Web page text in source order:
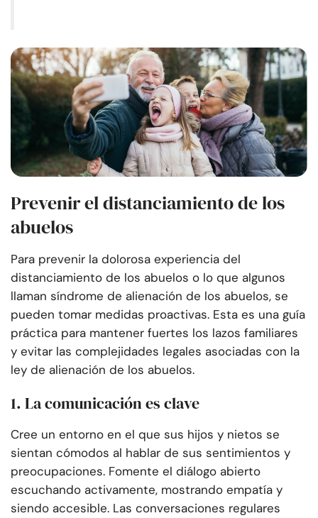
Prevenir el distanciamiento de los
abuelos
Para prevenir la dolorosa experiencia del
distanciamiento de los abuelos o lo que algunos
llaman síndrome de alienación de los abuelos, se
pueden tomar medidas proactivas. Esta es una guía
práctica para mantener fuertes los lazos familiares
y evitar las complejidades legales asociadas con la
ley de alienación de los abuelos.
1. La comunicación es clave
Cree un entorno en el que sus hijos y nietos se
sientan cómodos al hablar de sus sentimientos y
preocupaciones. Fomente el diálogo abierto
escuchando activamente, mostrando empatía y
siendo accesible. Las conversaciones regulares